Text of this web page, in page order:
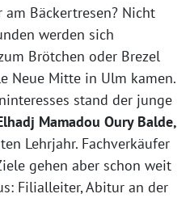
am Bäckertresen? Nicht
werden sich
Brötchen oder Brezel
Neue Mitte in Ulm kamen.
stand der junge
Mamadou Oury Balde,
Lehrjahr. Fachverkäufer
gehen aber schon weit
Filialleiter, Abitur an der